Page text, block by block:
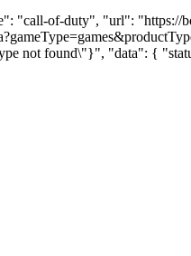
"call-of-duty", "url": "https://
not found\"}", "data": {